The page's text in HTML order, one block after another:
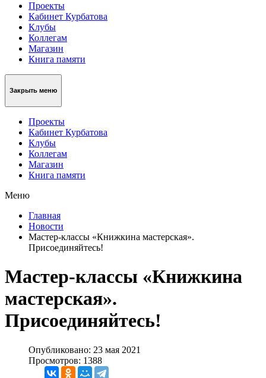
Проекты
Кабинет Курбатова
Клубы
Коллегам
Магазин
Книга памяти
Закрыть меню
Проекты
Кабинет Курбатова
Клубы
Коллегам
Магазин
Книга памяти
Меню
Главная
Новости
Мастер-классы «Книжкина мастерская».
Присоединяйтесь!
Мастер-классы «Книжкина
мастерская».
Присоединяйтесь!
Опубликовано: 23 мая 2021
Просмотров: 1388